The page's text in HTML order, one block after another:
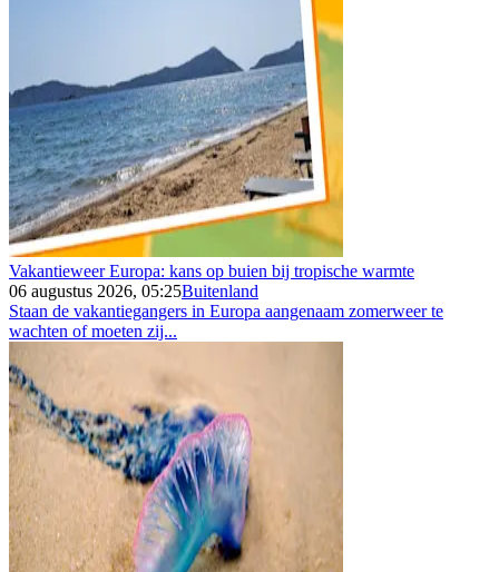
Vakantieweer Europa: kans op buien bij tropische warmte
06 augustus 2026, 05:25Buitenland
Staan de vakantiegangers in Europa aangenaam zomerweer te
wachten of moeten zij...